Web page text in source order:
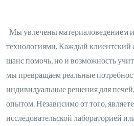
Мы увлечены материаловедением
технологиями. Каждый клиентский
шанс помочь, но и возможность
мы превращаем реальные
индивидуальные решения для
опытом. Независимо от того,
исследовательской лабораторией